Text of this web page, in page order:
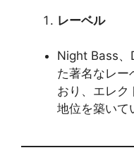
レーベル
Night Bass
た著名なレー
おり、エレク
地位を築いて